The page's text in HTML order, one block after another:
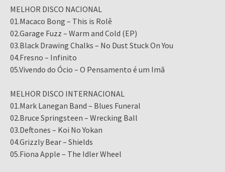
MELHOR DISCO NACIONAL
01.Macaco Bong – This is Rolê
02.Garage Fuzz – Warm and Cold (EP)
03.Black Drawing Chalks – No Dust Stuck On You
04.Fresno – Infinito
05.Vivendo do Ócio – O Pensamento é um Imã
MELHOR DISCO INTERNACIONAL
01.Mark Lanegan Band – Blues Funeral
02.Bruce Springsteen – Wrecking Ball
03.Deftones – Koi No Yokan
04.Grizzly Bear – Shields
05.Fiona Apple – The Idler Wheel